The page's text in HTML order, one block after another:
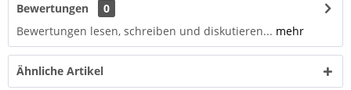
Bewertungen
0
Bewertungen lesen, schreiben und diskutieren... mehr
Ähnliche Artikel